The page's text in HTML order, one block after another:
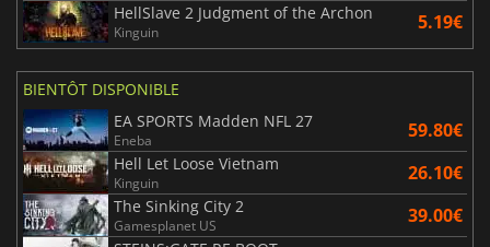
HellSlave 2 Judgment of the Archon
Kinguin 5.19€
BIENTÔT DISPONIBLE
EA SPORTS Madden NFL 27
Eneba 59.80€
Hell Let Loose Vietnam
Kinguin 26.10€
The Sinking City 2
Gamesplanet US 39.00€